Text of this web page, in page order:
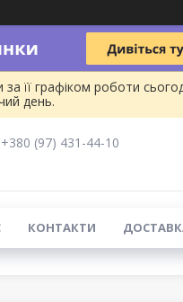
її графіком роботи
день.
+380 (97) 431-44-10
КОНТАКТИ